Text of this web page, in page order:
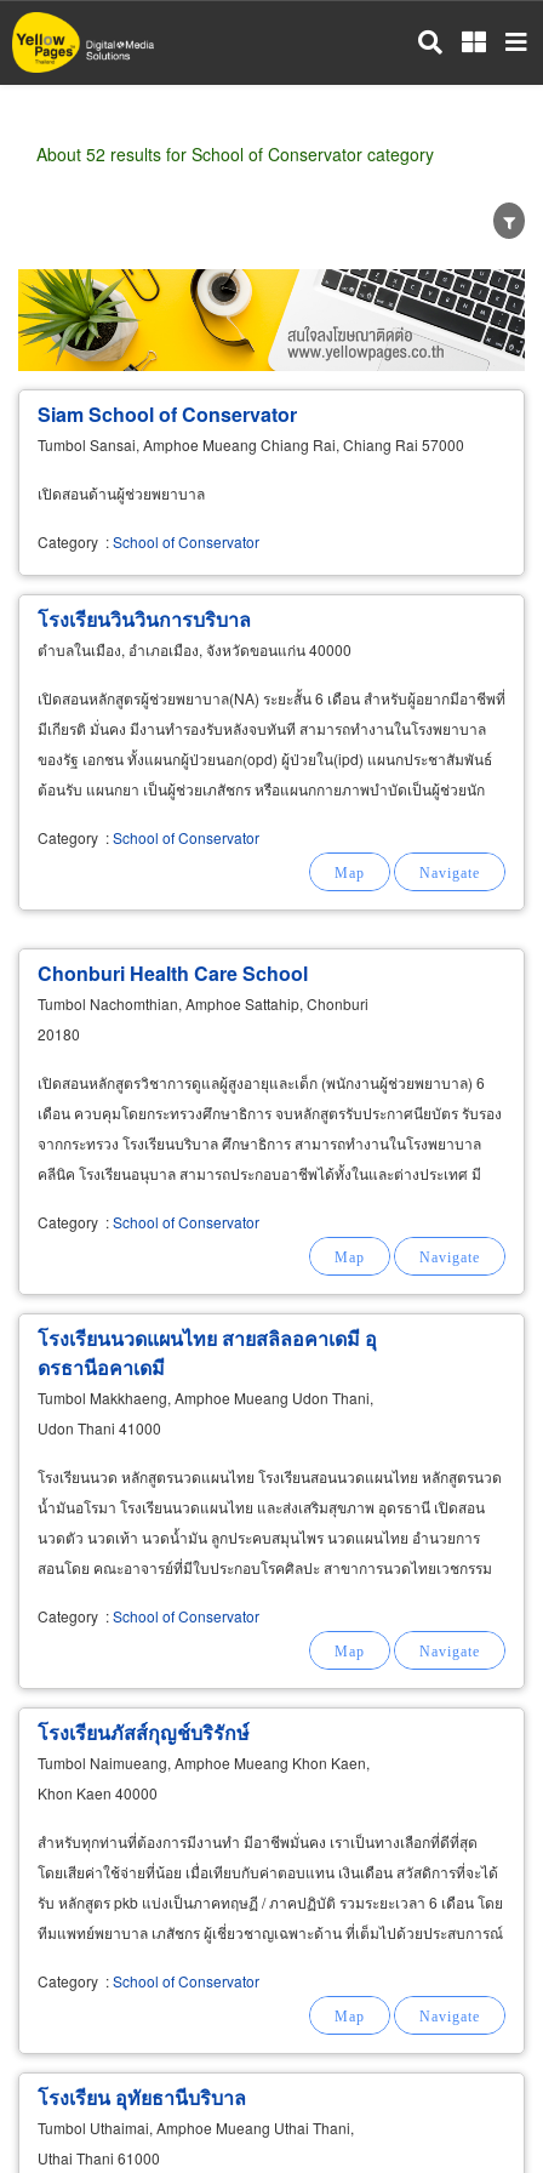
Skip
to
main
About 52 results for School of Conservator category
Wholesale Retail Manufacturer
Dealer
Exporter/Importer
Service Business
Siam School of Conservator
Tumbol Sansai, Amphoe Mueang Chiang Rai, Chiang Rai 57000
เปิดสอนด้านผู้ช่วยพยาบาล
Category :School of Conservator
โรงเรียนวินวินการบริบาล
ตำบลในเมือง, อำเภอเมือง, จังหวัดขอนแก่น 40000
เปิดสอนหลักสูตรผู้ช่วยพยาบาล(NA) ระยะสั้น 6 เดือน สำหรับผู้อยากมีอาชีพที่
มีเกียรติ มั่นคง มีงานทำรองรับหลังจบทันที สามารถทำงานในโรงพยาบาล
ของรัฐ เอกชน ทั้งแผนกผู้ป่วยนอก(opd) ผู้ป่วยใน(ipd) แผนกประชาสัมพันธ์
ต้อนรับ แผนกยา เป็นผู้ช่วยเภสัชกร หรือแผนกกายภาพบำบัดเป็นผู้ช่วยนัก
Category :School of Conservator
Chonburi Health Care School
Tumbol Nachomthian, Amphoe Sattahip, Chonburi
20180
เปิดสอนหลักสูตรวิชาการดูแลผู้สูงอายุและเด็ก (พนักงานผู้ช่วยพยาบาล) 6
เดือน ควบคุมโดยกระทรวงศึกษาธิการ จบหลักสูตรรับประกาศนียบัตร รับรอง
จากกระทรวง โรงเรียนบริบาล ศึกษาธิการ สามารถทำงานในโรงพยาบาล
คลีนิค โรงเรียนอนุบาล สามารถประกอบอาชีพได้ทั้งในและต่างประเทศ มี
Category :School of Conservator
โรงเรียนนวดแผนไทย สายสลิลอคาเดมี อุ
ดรธานีอคาเดมี
Tumbol Makkhaeng, Amphoe Mueang Udon Thani,
Udon Thani 41000
โรงเรียนนวด หลักสูตรนวดแผนไทย โรงเรียนสอนนวดแผนไทย หลักสูตรนวด
น้ำมันอโรมา โรงเรียนนวดแผนไทย และส่งเสริมสุขภาพ อุดรธานี เปิดสอน
นวดตัว นวดเท้า นวดน้ำมัน ลูกประคบสมุนไพร นวดแผนไทย อำนวยการ
สอนโดย คณะอาจารย์ที่มีใบประกอบโรคศิลปะ สาขาการนวดไทยเวชกรรม
Category :School of Conservator
โรงเรียนภัสส์กุญช์บริรักษ์
Tumbol Naimueang, Amphoe Mueang Khon Kaen,
Khon Kaen 40000
สำหรับทุกท่านที่ต้องการมีงานทำ มีอาชีพมั่นคง เราเป็นทางเลือกที่ดีที่สุด
โดยเสียค่าใช้จ่ายที่น้อย เมื่อเทียบกับค่าตอบแทน เงินเดือน สวัสดิการที่จะได้
รับ หลักสูตร pkb แบ่งเป็นภาคทฤษฏี / ภาคปฏิบัติ รวมระยะเวลา 6 เดือน โดย
ทีมแพทย์พยาบาล เภสัชกร ผู้เชี่ยวชาญเฉพาะด้าน ที่เต็มไปด้วยประสบการณ์
Category :School of Conservator
โรงเรียน อุทัยธานีบริบาล
Tumbol Uthaimai, Amphoe Mueang Uthai Thani,
Uthai Thani 61000